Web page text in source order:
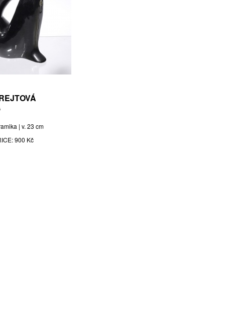
| v. 23 cm
900 Kč